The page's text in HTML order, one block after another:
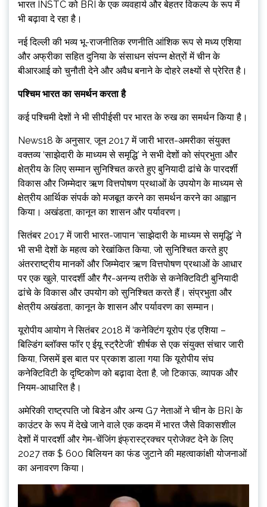
भारत INSTC को BRI के एक व्यवहार्य और बेहतर विकल्प के रूप में
भी बढ़ावा दे रहा है।
नई दिल्ली की भव्य भू-राजनीतिक रणनीति आंशिक रूप से मध्य एशिया
और अफ्रीका सहित दुनिया के संसाधन संपन्न क्षेत्रों में चीन के
बीआरआई को चुनौती देने और अवैध बनाने के दोहरे लक्ष्यों से प्रेरित है।
पश्चिम भारत का समर्थन करता है
कई पश्चिमी देशों ने भी सीपीईसी पर भारत के रुख का समर्थन किया है।
News18 के अनुसार, जून 2017 में जारी भारत-अमरीका संयुक्त
वक्तव्य ‘साझेदारी के माध्यम से समृद्धि’ ने सभी देशों को संप्रभुता और
क्षेत्रीय के लिए सम्मान सुनिश्चित करते हुए बुनियादी ढांचे के पारदर्शी
विकास और जिम्मेदार ऋण वित्तपोषण प्रथाओं के उपयोग के माध्यम से
क्षेत्रीय आर्थिक संपर्क को मजबूत करने का समर्थन करने का आह्वान
किया। अखंडता, कानून का शासन और पर्यावरण।
सितंबर 2017 में जारी भारत-जापान ‘साझेदारी के माध्यम से समृद्धि’ ने
भी सभी देशों के महत्व को रेखांकित किया, जो सुनिश्चित करते हुए
अंतरराष्ट्रीय मानकों और जिम्मेदार ऋण वित्तपोषण प्रथाओं के आधार
पर एक खुले, पारदर्शी और गैर-अनन्य तरीके से कनेक्टिविटी बुनियादी
ढांचे के विकास और उपयोग को सुनिश्चित करते हैं। संप्रभुता और
क्षेत्रीय अखंडता, कानून के शासन और पर्यावरण का सम्मान।
यूरोपीय आयोग ने सितंबर 2018 में ‘कनेक्टिंग यूरोप एंड एशिया –
बिल्डिंग ब्लॉक्स फॉर ए ईयू स्ट्रैटेजी’ शीर्षक से एक संयुक्त संचार जारी
किया, जिसमें इस बात पर प्रकाश डाला गया कि यूरोपीय संघ
कनेक्टिविटी के दृष्टिकोण को बढ़ावा देता है, जो टिकाऊ, व्यापक और
नियम-आधारित है।
अमेरिकी राष्ट्रपति जो बिडेन और अन्य G7 नेताओं ने चीन के BRI के
काउंटर के रूप में देखे जाने वाले एक कदम में भारत जैसे विकासशील
देशों में पारदर्शी और गेम-चेंजिंग इंफ्रास्ट्रक्चर प्रोजेक्ट देने के लिए
2027 तक $ 600 बिलियन का फंड जुटाने की महत्वाकांक्षी योजनाओं
का अनावरण किया।